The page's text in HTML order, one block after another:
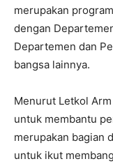
merupakan
dengan
Departemen dan
bangsa lainnya.
Menurut Letkol
untuk membantu
merupakan bagian
untuk ikut